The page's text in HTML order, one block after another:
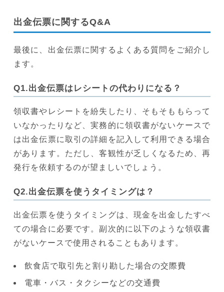
出金伝票に関するQ&A
最後に、出金伝票に関するよくある質問をご紹介し
ます。
Q1.出金伝票はレシートの代わりになる？
領収書やレシートを紛失したり、そもそももらって
いなかったりなど、実務的に領収書がないケースで
は出金伝票に取引の詳細を記入して利用できる場合
があります。ただし、客観性が乏しくなるため、再
発行を依頼するのが望ましいでしょう。
Q2.出金伝票を使うタイミングは？
出金伝票を使うタイミングは、現金を出金したすべ
ての場合に必要です。副次的に以下のような領収書
がないケースで使用されることもあります。
飲食店で取引先と割り勘した場合の交際費
電車・バス・タクシーなどの交通費